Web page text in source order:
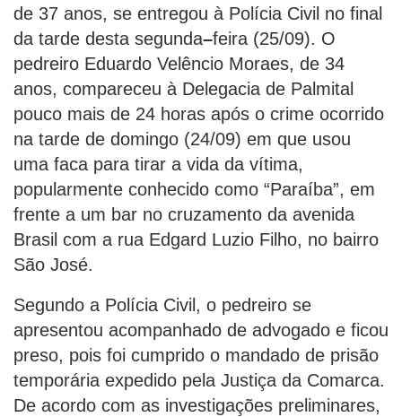
de 37 anos, se entregou à Polícia Civil no final
da tarde desta segunda–feira (25/09). O
pedreiro Eduardo Velêncio Moraes, de 34
anos, compareceu à Delegacia de Palmital
pouco mais de 24 horas após o crime ocorrido
na tarde de domingo (24/09) em que usou
uma faca para tirar a vida da vítima,
popularmente conhecido como “Paraíba”, em
frente a um bar no cruzamento da avenida
Brasil com a rua Edgard Luzio Filho, no bairro
São José.
Segundo a Polícia Civil, o pedreiro se
apresentou acompanhado de advogado e ficou
preso, pois foi cumprido o mandado de prisão
temporária expedido pela Justiça da Comarca.
De acordo com as investigações preliminares,